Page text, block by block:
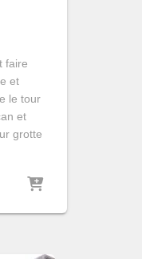
faire
et
le tour
et
grotte